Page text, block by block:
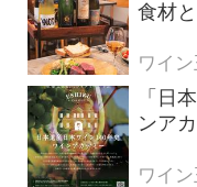
食材
ワイ
「日
ンア
（
ワイ